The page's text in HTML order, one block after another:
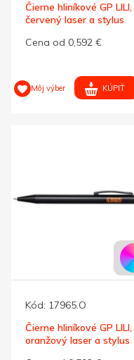
Čierne hliníkové GP LILI,
červený laser a stylus
Cena od 0,592 €
Môj výber KÚPIŤ
Kód: 17965.O
Čierne hliníkové GP LILI,
oranžový laser a stylus